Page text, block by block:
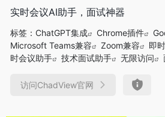
实时会议AI助手，面试神器
标签： ChatGPT集成 Chrome插件
Microsoft Teams兼容
Zoom兼容 即
时会议助手
技术面试助手 无限访问
访问ChadView官网